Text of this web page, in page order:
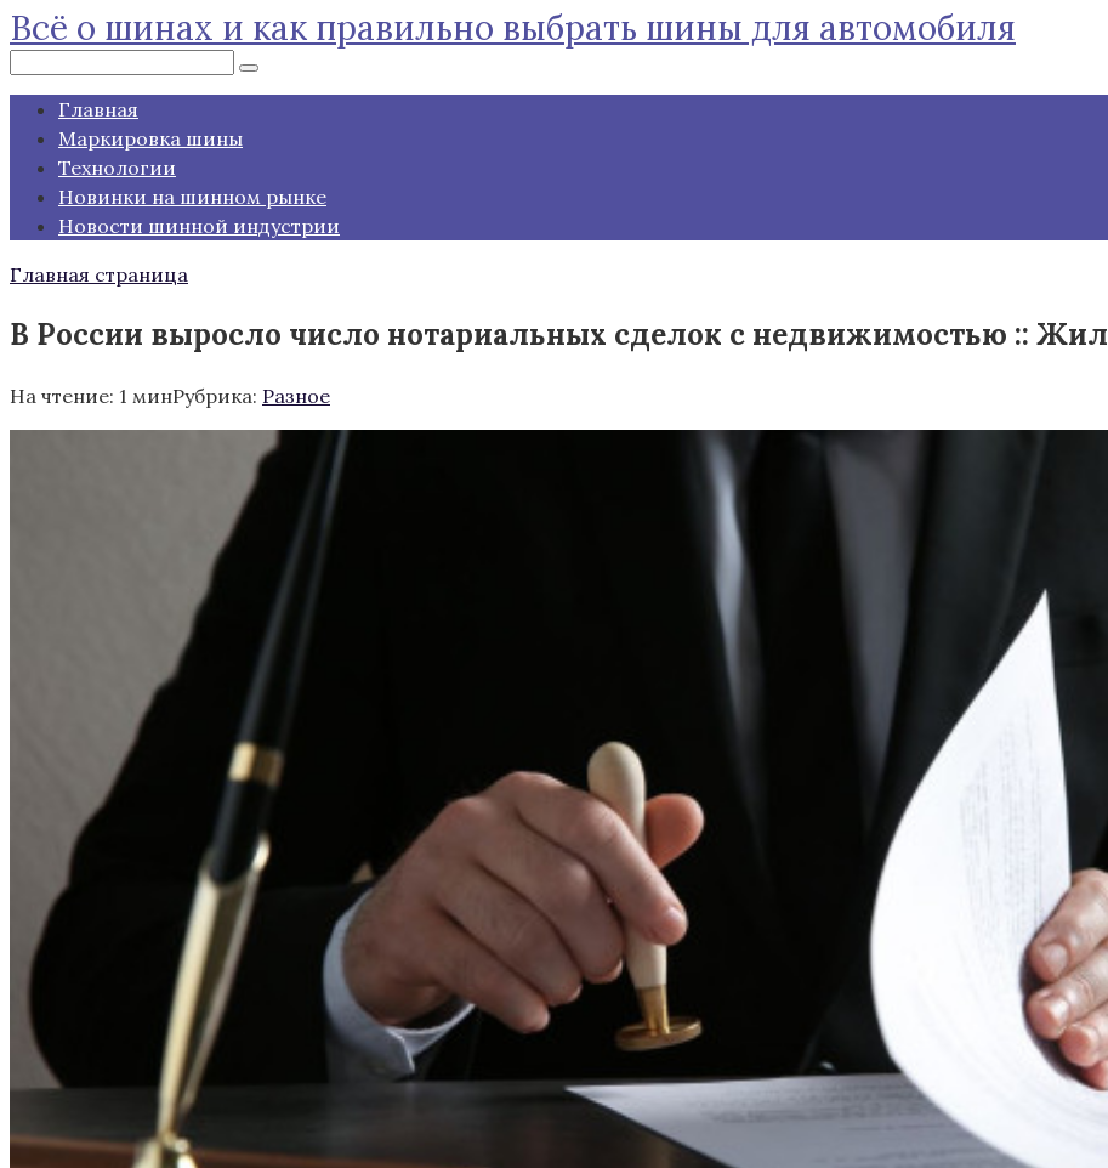
Перейти
к
контенту
Всё о шинах и как правильно выбрать шины для автомобиля
Главная
Маркировка шины
Технологии
Новинки на шинном рынке
Новости шинной индустрии
Главная страница
В России выросло число нотариальных сделок с недвижимостью ::
На чтение: 1 минРубрика: Разное